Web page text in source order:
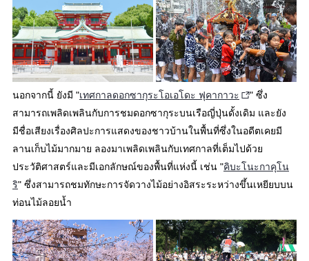
นอกจากนี้ ยังมี "เทศกาลดอกซากุระโอเอโดะ ฟุคากาวะ
" ซึ่ง
สามารถเพลิดเพลินกับการชมดอกซากุระบนเรือญี่ปุ่นดั้งเดิม และยัง
มีชื่อเสียงเรื่องศิลปะการแสดงของชาวบ้านในพื้นที่ซึ่งในอดีตเคยมี
ลานเก็บไม้มากมาย ลองมาเพลิดเพลินกับเทศกาลที่เต็มไปด้วย
ประวัติศาสตร์และมีเอกลักษณ์ของพื้นที่แห่งนี้ เช่น "คิบะโนะกาคุโน
ริ" ซึ่งสามารถชมทักษะการจัดวางไม้อย่างอิสระระหว่างขึ้นเหยียบบน
ท่อนไม้ลอยน้ำ